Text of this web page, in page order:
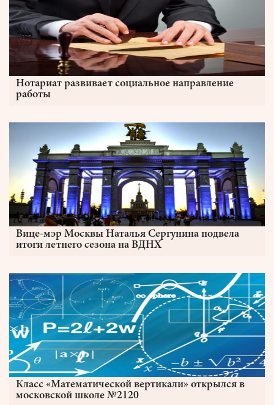
Нотариат развивает социальное направление
работы
Вице-мэр Москвы Наталья Сергунина подвела
итоги летнего сезона на ВДНХ
Класс «Математической вертикали» открылся в
московской школе №2120